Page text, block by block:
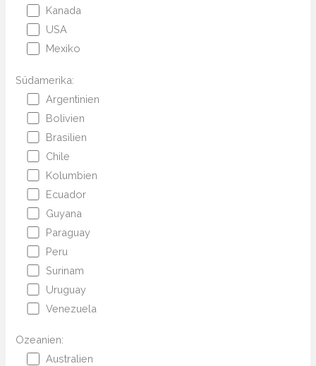
Kanada
USA
Mexiko
Südamerika:
Argentinien
Bolivien
Brasilien
Chile
Kolumbien
Ecuador
Guyana
Paraguay
Peru
Surinam
Uruguay
Venezuela
Ozeanien:
Australien